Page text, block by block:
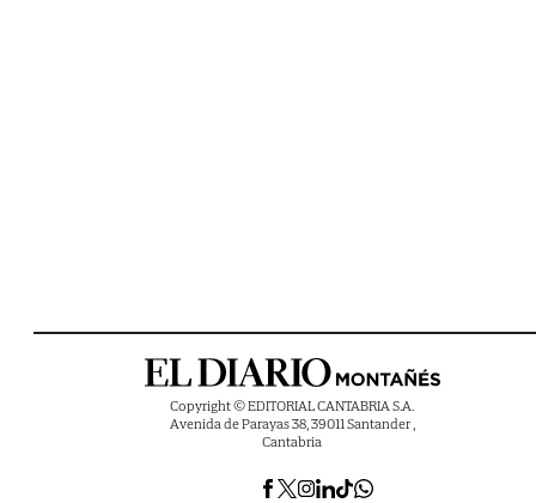
Copyright © EDITORIAL CANTABRIA S.A.
Avenida de Parayas 38, 39011 Santander ,
Cantabria